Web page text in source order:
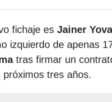
fichaje es Jainer
izquierdo de apenas
tras firmar un
próximos tres años.